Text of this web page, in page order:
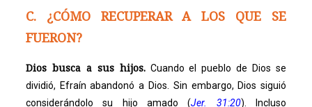
C. ¿CÓMO RECUPERAR A LOS QUE SE
FUERON?
Dios busca a sus hijos.Cuando el pueblo de Dios se
dividió, Efraín abandonó a Dios. Sin embargo, Dios siguió
considerándolo su hijo amado (Jer. 31:20). Incluso